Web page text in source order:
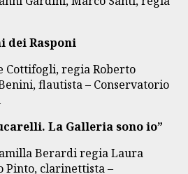
dei Rasponi
Cottifogli, regia Roberto
flautista – Conservatorio
La Galleria sono io”
Berardi regia Laura
Pinto, clarinettista –